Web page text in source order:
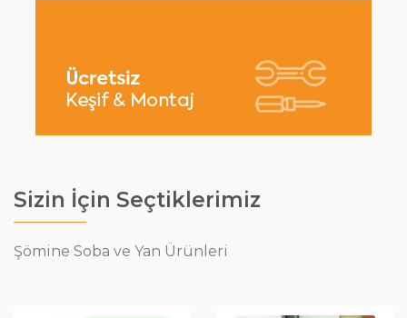
Sizin İçin Seçtiklerimiz
Şömine Soba ve Yan Ürünleri